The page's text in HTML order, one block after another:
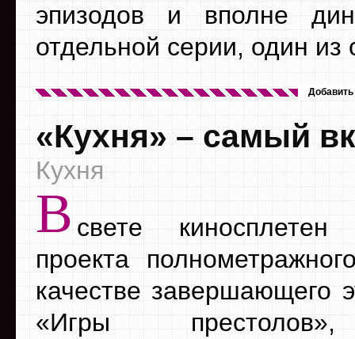
эпизодов и вполне
отдельной серии, один из
«Кухня» – самый
Кухня
В свете
проекта
качестве завершающего
«Игры